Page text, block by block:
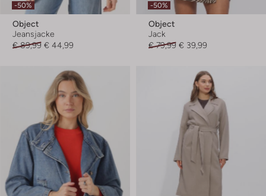
-50%
Object
Jeansjacke
€ 89,99 € 44,99
-50%
Object
Jack
€ 79,99 € 39,99